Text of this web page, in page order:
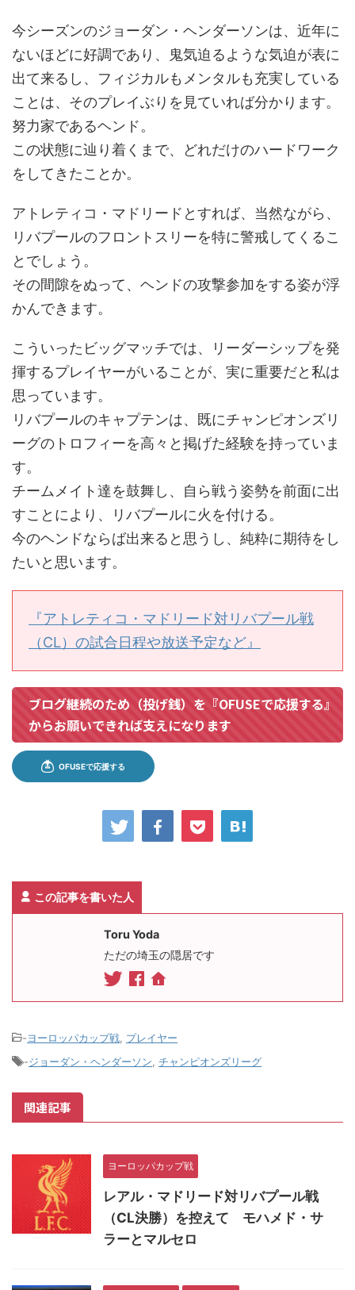
今シーズンのジョーダン・ヘンダーソンは、近年に
ないほどに好調であり、鬼気迫るような気迫が表に
出て来るし、フィジカルもメンタルも充実している
ことは、そのプレイぶりを見ていれば分かります。
努力家であるヘンド。
この状態に辿り着くまで、どれだけのハードワーク
をしてきたことか。
アトレティコ・マドリードとすれば、当然ながら、
リバプールのフロントスリーを特に警戒してくるこ
とでしょう。
その間隙をぬって、ヘンドの攻撃参加をする姿が浮
かんできます。
こういったビッグマッチでは、リーダーシップを発
揮するプレイヤーがいることが、実に重要だと私は
思っています。
リバプールのキャプテンは、既にチャンピオンズリ
ーグのトロフィーを高々と掲げた経験を持っていま
す。
チームメイト達を鼓舞し、自ら戦う姿勢を前面に出
すことにより、リバプールに火を付ける。
今のヘンドならば出来ると思うし、純粋に期待をし
たいと思います。
『アトレティコ・マドリード対リバプール戦
（CL）の試合日程や放送予定など』
ブログ継続のため（投げ銭）を『OFUSEで応援する』
からお願いできれば支えになります
この記事を書いた人
Toru Yoda
ただの埼玉の隠居です
-ヨーロッパカップ戦 プレイヤー
-ジョーダン・ヘンダーソン チャンピオンズリーグ
関連記事
ヨーロッパカップ戦
レアル・マドリード対リバプール戦
（CL決勝）を控えて モハメド・サ
ラーとマルセロ